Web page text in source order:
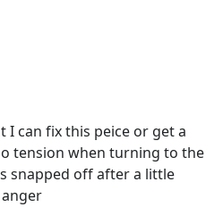
I can fix this peice or get a
tension when turning to the
snapped off after a little